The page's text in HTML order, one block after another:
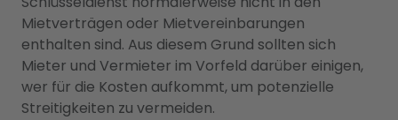
Mietverträgen oder Mietvereinbarungen
enthalten sind. Aus diesem Grund sollten sich
Mieter und Vermieter im Vorfeld darüber einigen,
wer für die Kosten aufkommt, um potenzielle
Streitigkeiten zu vermeiden.